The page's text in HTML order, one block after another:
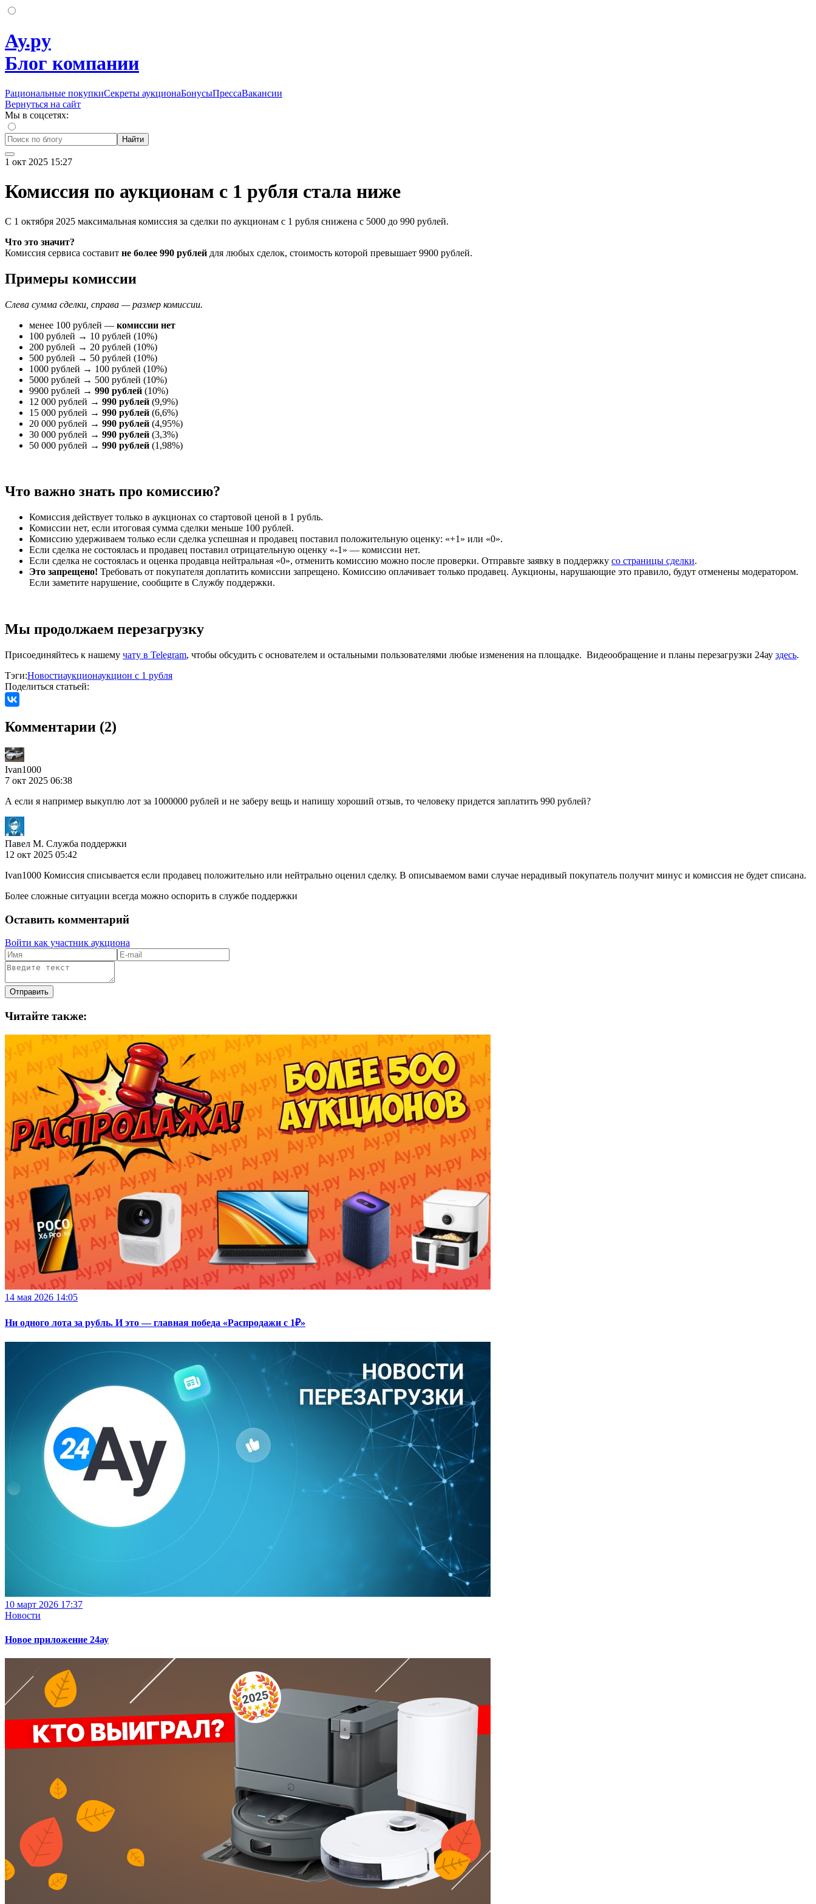
Ау.ру
Блог компании
Рациональные покупкиСекреты аукционаБонусыПрессаВакансии
Вернуться на сайт
Мы в соцсетях:
Найти
1 окт 2025 15:27
Комиссия по аукционам с 1 рубля стала ниже
С 1 октября 2025 максимальная комиссия за сделки по аукционам с 1 рубля снижена с 5000 до 990 рублей.
Что это значит?
Комиссия сервиса составит не более 990 рублей для любых сделок, стоимость которой превышает 9900 рублей.
Примеры комиссии
Слева сумма сделки, справа — размер комиссии.
менее 100 рублей — комиссии нет
100 рублей → 10 рублей (10%)
200 рублей → 20 рублей (10%)
500 рублей → 50 рублей (10%)
1000 рублей → 100 рублей (10%)
5000 рублей → 500 рублей (10%)
9900 рублей → 990 рублей (10%)
12 000 рублей → 990 рублей (9,9%)
15 000 рублей → 990 рублей (6,6%)
20 000 рублей → 990 рублей (4,95%)
30 000 рублей → 990 рублей (3,3%)
50 000 рублей → 990 рублей (1,98%)
Что важно знать про комиссию?
Комиссия действует только в аукционах со стартовой ценой в 1 рубль.
Комиссии нет, если итоговая сумма сделки меньше 100 рублей.
Комиссию удерживаем только если сделка успешная и продавец поставил положительную оценку: «+1» или «0».
Если сделка не состоялась и продавец поставил отрицательную оценку «-1» — комиссии нет.
Если сделка не состоялась и оценка продавца нейтральная «0», отменить комиссию можно после проверки. Отправьте заявку в поддержку со страницы сделки.
Это запрещено! Требовать от покупателя доплатить комиссии запрещено. Комиссию оплачивает только продавец. Аукционы, нарушающие это правило, будут отменены модератором.
Если заметите нарушение, сообщите в Службу поддержки.
Мы продолжаем перезагрузку
Присоединяйтесь к нашему чату в Telegram, чтобы обсудить с основателем и остальными пользователями любые изменения на площадке. Видеообращение и планы перезагрузки 24ау здесь.
Тэги:Новостиаукционаукцион с 1 рубля
Поделиться статьей:
Комментарии (2)
Ivan1000
7 окт 2025 06:38
А если я например выкуплю лот за 1000000 рублей и не заберу вещь и напишу хороший отзыв, то человеку придется заплатить 990 рублей?
Павел М. Служба поддержки
12 окт 2025 05:42
Ivan1000 Комиссия списывается если продавец положительно или нейтрально оценил сделку. В описываемом вами случае нерадивый покупатель получит минус и комиссия не будет списана.
Более сложные ситуации всегда можно оспорить в службе поддержки
Оставить комментарий
Войти как участник аукциона
Отправить
Читайте также:
14 мая 2026 14:05
Ни одного лота за рубль. И это — главная победа «Распродажи с 1₽»
10 март 2026 17:37
Новости
Новое приложение 24ау